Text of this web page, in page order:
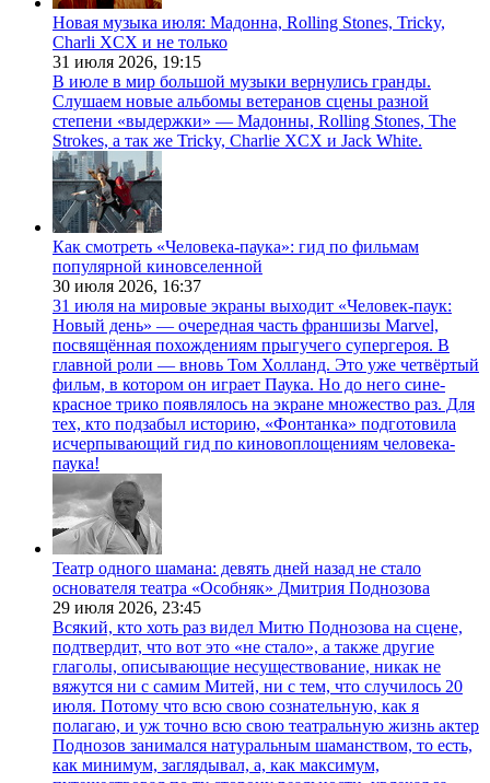
Новая музыка июля: Мадонна, Rolling Stones, Tricky,
Charli XCX и не только
31 июля 2026, 19:15
В июле в мир большой музыки вернулись гранды.
Слушаем новые альбомы ветеранов сцены разной
степени «выдержки» — Мадонны, Rolling Stones, The
Strokes, а так же Tricky, Charlie XCX и Jack White.
Как смотреть «Человека-паука»: гид по фильмам
популярной киновселенной
30 июля 2026, 16:37
31 июля на мировые экраны выходит «Человек-паук:
Новый день» — очередная часть франшизы Marvel,
посвящённая похождениям прыгучего супергероя. В
главной роли — вновь Том Холланд. Это уже четвёртый
фильм, в котором он играет Паука. Но до него сине-
красное трико появлялось на экране множество раз. Для
тех, кто подзабыл историю, «Фонтанка» подготовила
исчерпывающий гид по киновоплощениям человека-
паука!
Театр одного шамана: девять дней назад не стало
основателя театра «Особняк» Дмитрия Поднозова
29 июля 2026, 23:45
Всякий, кто хоть раз видел Митю Поднозова на сцене,
подтвердит, что вот это «не стало», а также другие
глаголы, описывающие несуществование, никак не
вяжутся ни с самим Митей, ни с тем, что случилось 20
июля. Потому что всю свою сознательную, как я
полагаю, и уж точно всю свою театральную жизнь актер
Поднозов занимался натуральным шаманством, то есть,
как минимум, заглядывал, а, как максимум,